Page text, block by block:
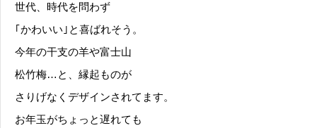
世代、時代を問わず
｢かわいい｣と喜ばれそう。
今年の干支の羊や富士山
松竹梅…と、縁起ものが
さりげなくデザインされてます。
お年玉がちょっと遅れても